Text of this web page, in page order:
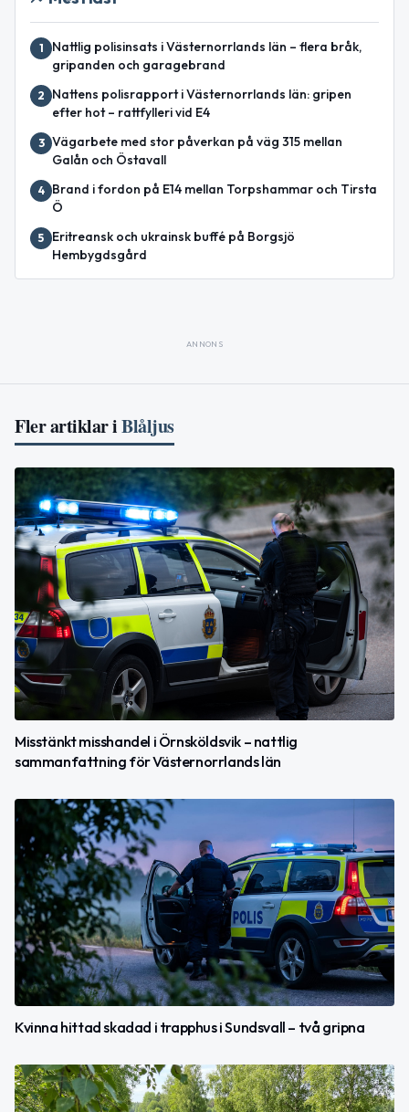
1
Nattlig polisinsats i Västernorrlands län – flera bråk,
gripanden och garagebrand
2
Nattens polisrapport i Västernorrlands län: gripen
efter hot – rattfylleri vid E4
3 Vägarbete med stor påverkan på väg 315 mellan
Galån och Östavall
4
Brand i fordon på E14 mellan Torpshammar och Tirsta
Ö
5
Eritreansk och ukrainsk buffé på Borgsjö
Hembygdsgård
ANNONS
Fler artiklar iBlåljus
Misstänkt misshandel i Örnsköldsvik – nattlig
sammanfattning för Västernorrlands län
Kvinna hittad skadad i trapphus i Sundsvall – två gripna